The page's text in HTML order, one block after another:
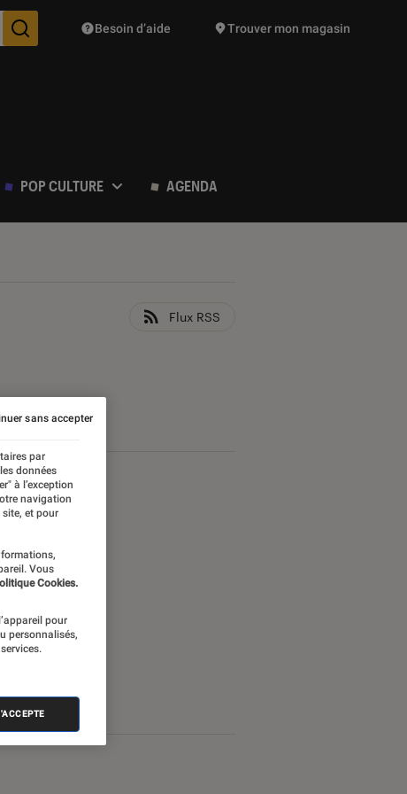
Des suggestions de produits vont vous être proposées
Besoin d’aide Trouver mon magasin
POP CULTURE AGENDA
Flux RSS
par
données
à l’exception
navigation
et pour
Vous
Cookies.
pour
personnalisés,
sans accepter